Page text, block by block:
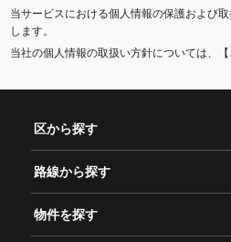
当サービスにおける個人情報の保護および
します。
当社の個人情報の取扱い方針については、【
区から探す
路線から探す
物件を探す